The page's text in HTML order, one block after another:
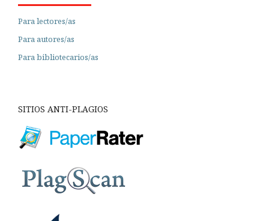
Para lectores/as
Para autores/as
Para bibliotecarios/as
SITIOS ANTI-PLAGIOS